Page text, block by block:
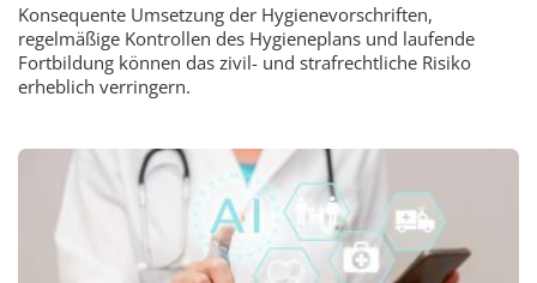
Konsequente Umsetzung der Hygienevorschriften,
regelmäßige Kontrollen des Hygieneplans und laufende
Fortbildung können das zivil- und strafrechtliche Risiko
erheblich verringern.